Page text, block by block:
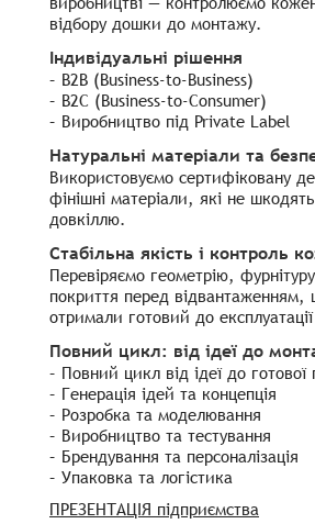
відбору дошки до монтажу.
Індивідуальні рішення
– B2B (Business-to-Business)
– B2C (Business-to-Consumer)
– Виробництво під Private Label
Натуральні матеріали та
Використовуємо сертифіковану
фінішні матеріали, які не
довкіллю.
Стабільна якість і контроль
Перевіряємо геометрію,
покриття перед відвантаженням,
отримали готовий до
Повний цикл: від ідеї до
– Повний цикл від ідеї до готової
– Генерація ідей та концепція
– Розробка та моделювання
– Виробництво та тестування
– Брендування та персоналізація
– Упаковка та логістика
ПРЕЗЕНТАЦІЯ підприємства